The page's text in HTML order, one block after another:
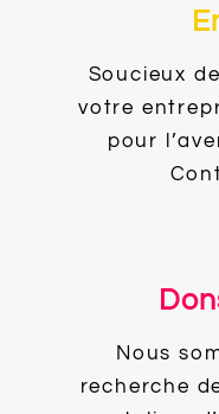
Soucieux
votre
pour
Nous
recherche